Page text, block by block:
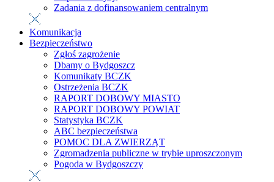
Zadania z dofinansowaniem centralnym
Komunikacja
Bezpieczeństwo
Zgłoś zagrożenie
Dbamy o Bydgoszcz
Komunikaty BCZK
Ostrzeżenia BCZK
RAPORT DOBOWY MIASTO
RAPORT DOBOWY POWIAT
Statystyka BCZK
ABC bezpieczeństwa
POMOC DLA ZWIERZĄT
Zgromadzenia publiczne w trybie uproszczonym
Pogoda w Bydgoszczy